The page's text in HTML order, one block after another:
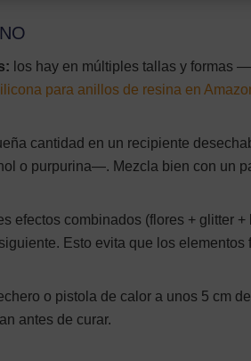
los hay en múltiples tallas y formas
para anillos de resina en
cantidad en un recipiente
o purpurina—. Mezcla bien con un
efectos combinados (flores + glitter
Esto evita que los elementos
o pistola de calor a unos 5 cm
antes de curar.